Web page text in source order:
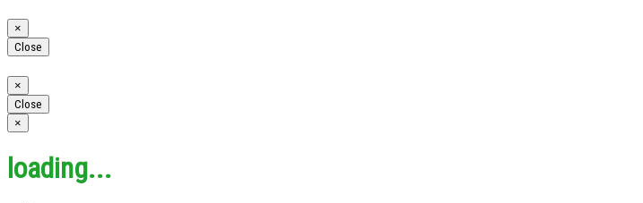
×
Close
×
Close
×
loading...